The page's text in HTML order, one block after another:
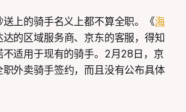
上的骑手名义上都不算全职。《海
达的区域服务商、京东的客服，得知
不适用于现有的骑手。2月28日，京
职外卖骑手签约，而且没有公布具体